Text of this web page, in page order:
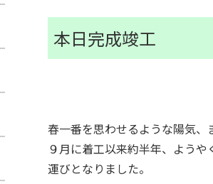
本日完成竣工
春一番を思わせるような陽気、
９月に着工以来約半年、よう
運びとなりました。